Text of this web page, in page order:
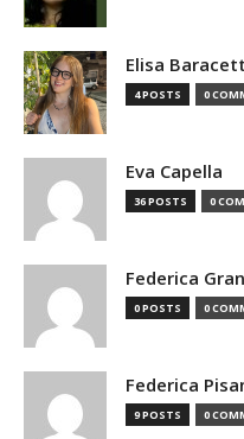
Elisa
4 POSTS 0
Eva Capella
36 POSTS 0
Federica
0 POSTS 0
Federica
9 POSTS 0